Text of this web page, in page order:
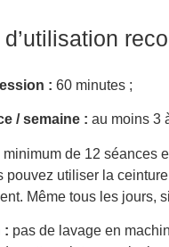
: 60 minutes ;
/ semaine : au moins 3
minimum de 12 séances
pouvez utiliser la
Même tous les jours,
: pas de lavage en